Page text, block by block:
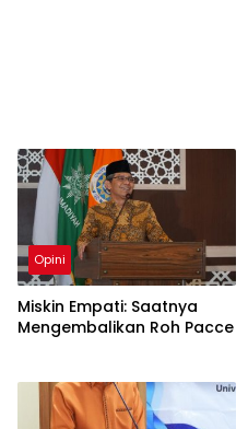
Opini
Miskin Empati: Saatnya
Mengembalikan Roh Pacce